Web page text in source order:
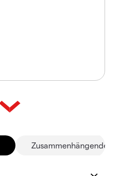
Zusammenhängende